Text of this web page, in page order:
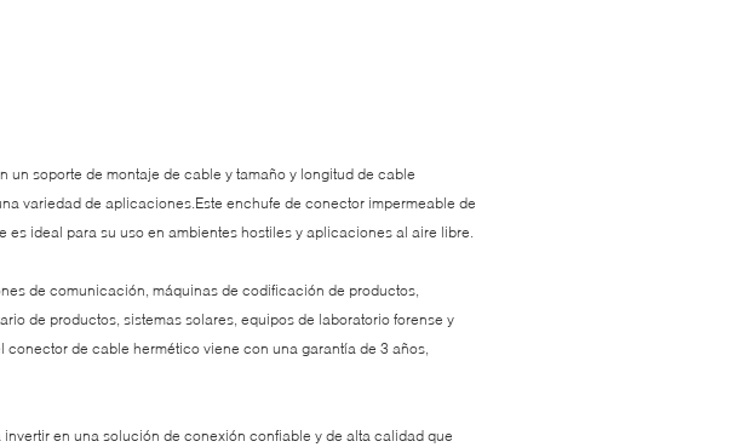
soporte de montaje de cable y tamaño y longitud de cable
variedad de aplicaciones.Este enchufe de conector impermeable de
es ideal para su uso en ambientes hostiles y aplicaciones al aire libre.
de comunicación, máquinas de codificación de productos,
de productos, sistemas solares, equipos de laboratorio forense y
de cable hermético viene con una garantía de 3 años,
en una solución de conexión confiable y de alta calidad que